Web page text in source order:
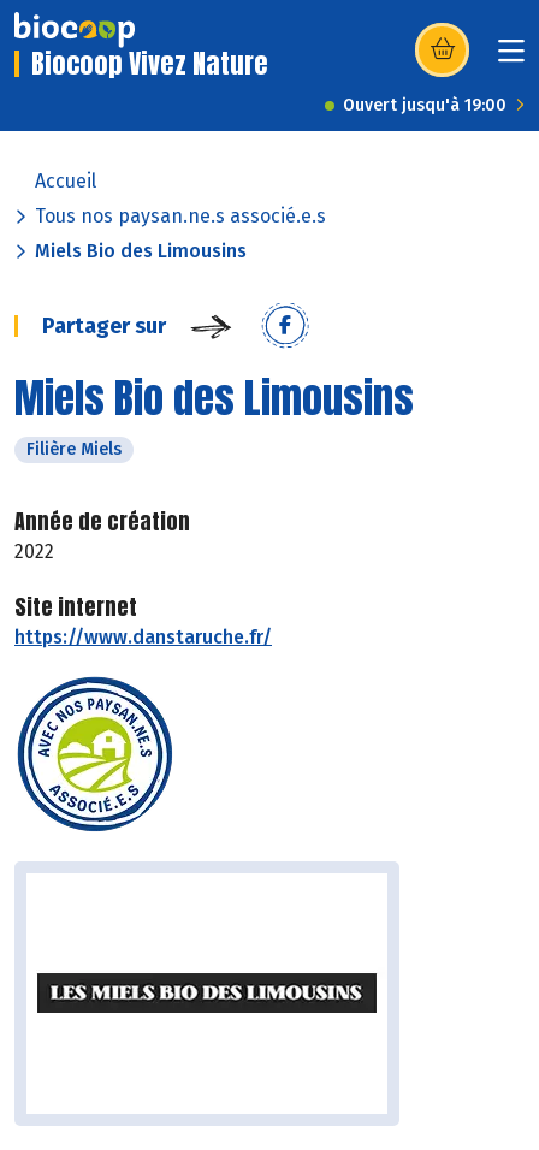
Biocoop Vivez Nature (s’ouvre dans
Ouvert jusqu'à 19:00
Accueil
Tous nos paysan.ne.s associé.e.s
Miels Bio des Limousins
Partager sur
Miels Bio des Limousins
Filière Miels
Année de création
2022
Site internet
https://www.danstaruche.fr/